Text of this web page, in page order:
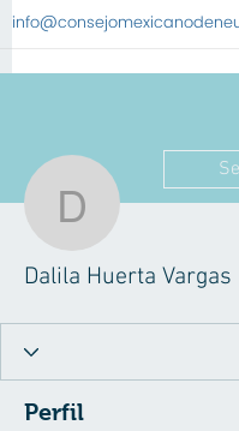
Dalila
Dalila Huerta Vargas
Perfil